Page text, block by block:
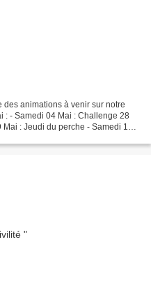
des animations à venir sur notre
: - Samedi 04 Mai : Challenge 28
: Jeudi du perche - Samedi 11